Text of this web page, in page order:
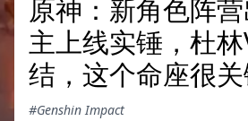
原神：新角色阵
主上线实锤，杜
结，这个命座很关
#Genshin Impact